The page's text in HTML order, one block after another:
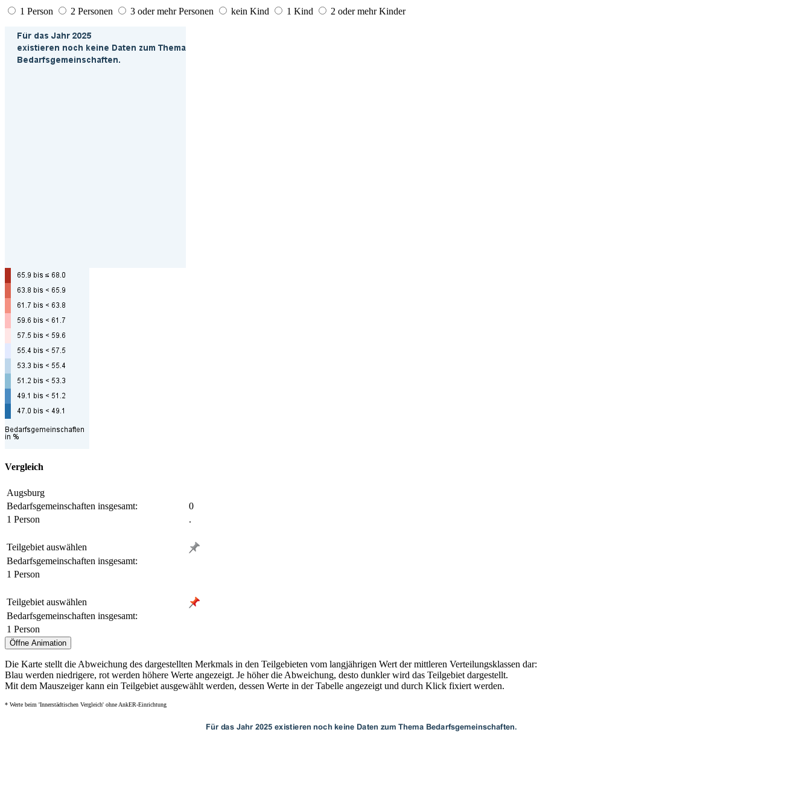
1 Person 2 Personen 3 oder mehr Personen kein Kind 1 Kind 2 oder mehr Kinder
Vergleich
Augsburg
Bedarfsgemeinschaften insgesamt:
0
1 Person
.
Teilgebiet auswählen
Bedarfsgemeinschaften insgesamt:
1 Person
Teilgebiet auswählen
Bedarfsgemeinschaften insgesamt:
1 Person
Die Karte stellt die Abweichung des dargestellten Merkmals in den Teilgebieten vom langjährigen Wert der mittleren Verteilungsklassen dar:
Blau werden niedrigere, rot werden höhere Werte angezeigt. Je höher die Abweichung, desto dunkler wird das Teilgebiet dargestellt.
Mit dem Mauszeiger kann ein Teilgebiet ausgewählt werden, dessen Werte in der Tabelle angezeigt und durch Klick fixiert werden.
* Werte beim 'Innerstädtischen Vergleich' ohne AnkER-Einrichtung